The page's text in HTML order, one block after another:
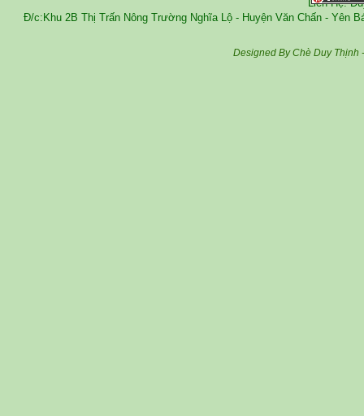
Liên Hệ:
Đ/c:Khu 2B Thị Trấn Nông Trường Nghĩa Lộ - Huyện Văn Chấn - Yên
Designed By Chè Duy Thịnh -